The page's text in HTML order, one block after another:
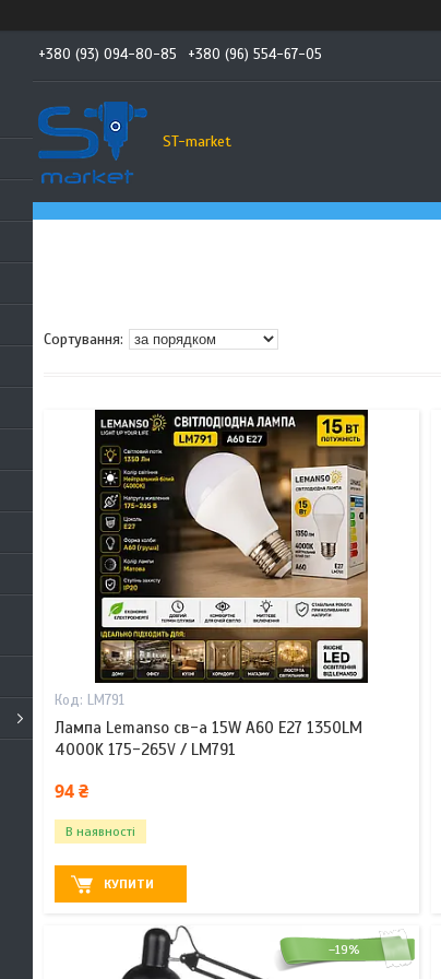
+380 (93) 094-80-85 +380 (96) 554-67-05
ST-market
LM791
Лампа Lemanso св-а 15W A60 E27 1350LM
4000K 175-265V / LM791
94 ₴
В наявності
КУПИТИ
–19%